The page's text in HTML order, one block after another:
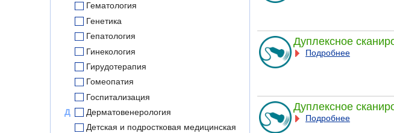
Гематология
Генетика
Гепатология
Гинекология
Гирудотерапия
Гомеопатия
Госпитализация
Д
Дерматовенерология
Детская и подростковая медицинская
Дуплексное
Подробнее
Дуплексное
Подробнее